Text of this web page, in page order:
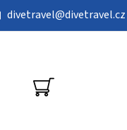
divetravel@divetravel.cz
NÁKUPNÍ